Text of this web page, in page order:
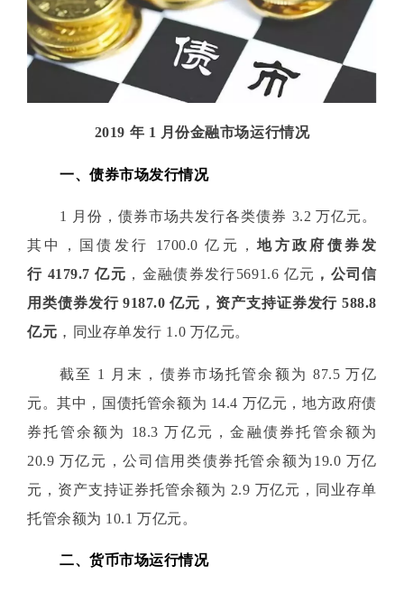
2019 年 1 月份金融市场运行情况
一、债券市场发行情况
1 月份，债券市场共发行各类债券 3.2 万亿元。
其中，国债发行 1700.0 亿元，地方政府债券发
行 4179.7 亿元 ，金融债券发行5691.6 亿元 ， 公司信
用类债券发行 9187.0 亿元，资产支持证券发行 588.8
亿元 ， 同业存单发行 1.0 万亿元。
截至 1 月末，债券市场托管余额为 87.5 万亿
元。其中，国债托管余额为 14.4 万亿元，地方政府债
券托管余额为 18.3 万亿元，金融债券托管余额为
20.9 万亿元，公司信用类债券托管余额为19.0 万亿
元，资产支持证券托管余额为 2.9 万亿元，同业存单
托管余额为 10.1 万亿元。
二、货币市场运行情况